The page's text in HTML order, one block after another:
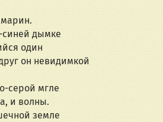
синей дымке
один
он невидимкой
серой мгле
и волны.
земле